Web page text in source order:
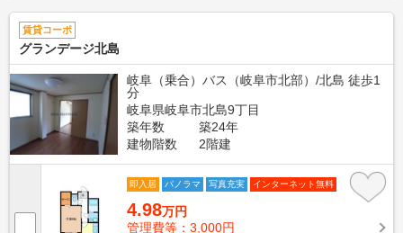
賃貸コーポ
グランデージ北島
岐阜（乗合）バス（岐阜市北部）/北島 徒歩1
分
岐阜県岐阜市北島9丁目
築年数
築24年
建物階数
2階建
即入居 パノラマ 写真充実 インターネット無料
4.98万円
管理費等：3,000円